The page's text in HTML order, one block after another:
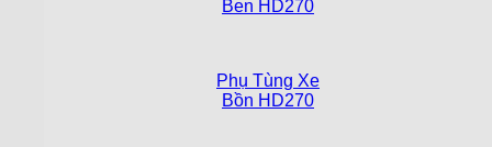
Ben HD270
Phụ Tùng Xe
Bồn HD270